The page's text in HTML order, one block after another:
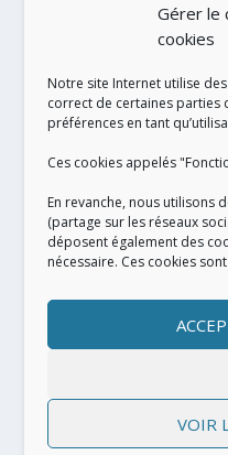
Gérer le
cookies
Notre site Internet utilise
correct de certaines parties
préférences en tant
Ces cookies appelés
En revanche, nous utilisons
(partage sur les réseaux
déposent également des
nécessaire. Ces cookies
VOIR